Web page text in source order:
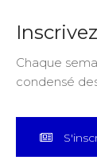
Chaque
condensé